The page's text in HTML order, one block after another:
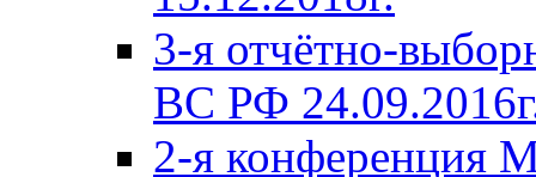
3-я отчётно-
ВС РФ
2-я